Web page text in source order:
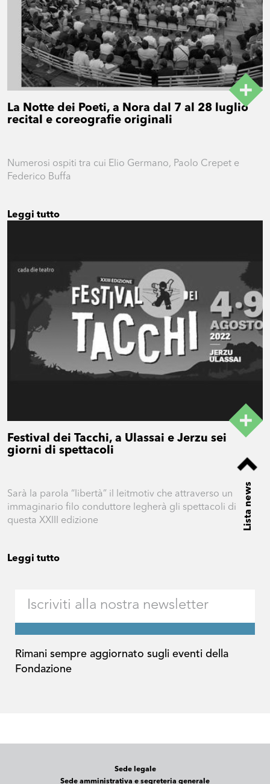
La Notte dei Poeti, a Nora dal 7 al 28 luglio
recital e coreografie originali
Numerosi ospiti tra cui Elio Germano, Paolo Crepet e
Federico Buffa
Leggi tutto
Festival dei Tacchi, a Ulassai e Jerzu sei
giorni di spettacoli
Sarà la parola “libertà” il leitmotiv che attraverso un
immaginario filo conduttore legherà gli spettacoli di
questa XXIII edizione
Leggi tutto
Lista news
Rimani sempre aggiornato sugli eventi della
Fondazione
Sede legale
Sede amministrativa e segreteria generale